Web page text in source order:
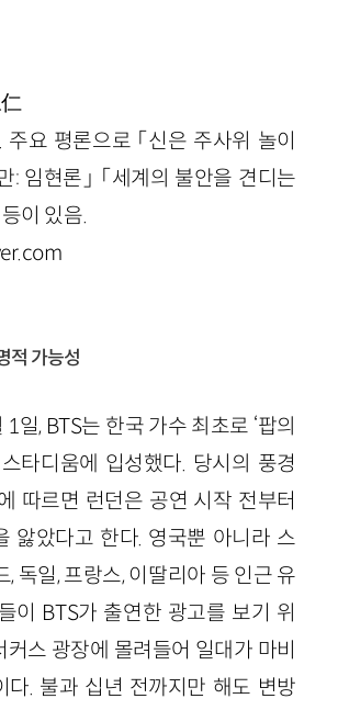
주요 평론으로 「신은 주사위 놀이
: 임현론」 「세계의 불안을 견디는
이 있음.
적 가능성
일, BTS는 한국 가수 최초로 ‘팝의
타디움에 입성했다. 당시의 풍경
따르면 런던은 공연 시작 전부터
앓았다고 한다. 영국뿐 아니라 스
, 독일, 프랑스, 이딸리아 등 인근 유
이 BTS가 출연한 광고를 보기 위
스 광장에 몰려들어 일대가 마비
다. 불과 십년 전까지만 해도 변방